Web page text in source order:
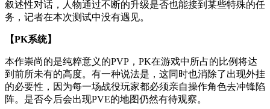
叙述性对话，人物通过不断的升级是否也能接到某些特殊的任
务，记者在本次测试中没有遇见。
【PK系统】
本作崇尚的是纯粹意义的PVP，PK在游戏中所占的比例将达
到前所未有的高度。有一种说法是，这同时也消除了出现外挂
的必要性，因为每一场战役玩家都必须亲自操作角色去冲锋陷
阵。是否今后会出现PVE的地图仍然有待观察。